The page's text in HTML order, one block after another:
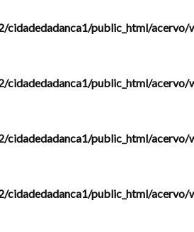
public_html/acervo/
public_html/acervo/
public_html/acervo/
public_html/acervo/